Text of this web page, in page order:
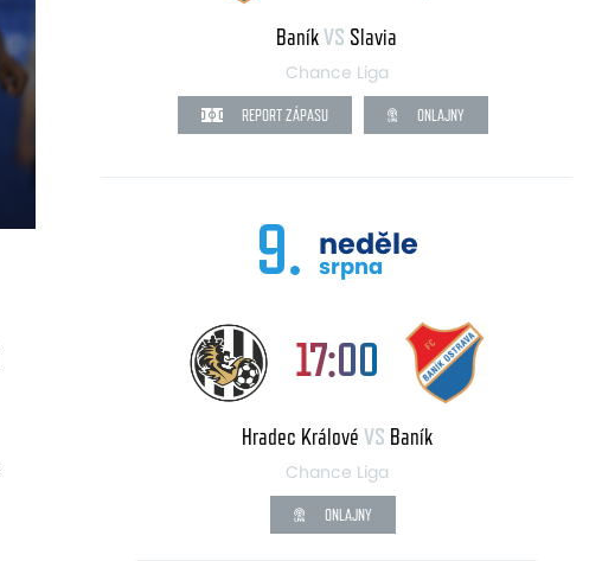
BaníkVS Slavia
Chance Liga
REPORT ZÁPASU ONLAJNY
9. neděle
srpna
17:00
Hradec Králové VS Baník
Chance Liga
ONLAJNY